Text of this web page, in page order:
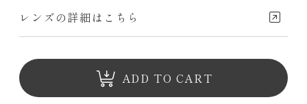
レンズの詳細はこちら
ADD TO CART